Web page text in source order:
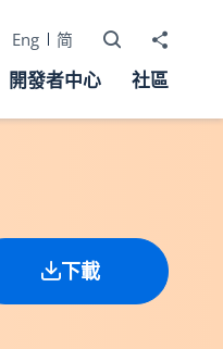
Eng 简 打開搜尋器
分享至
開發者中心 社區
下載